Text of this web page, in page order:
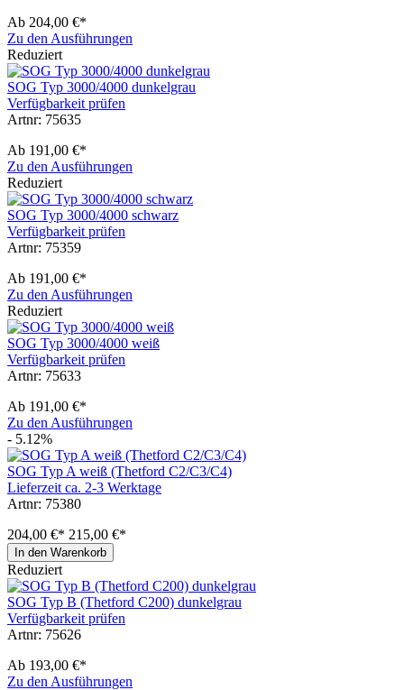
Ab 204,00 €*
Zu den Ausführungen
Reduziert
SOG Typ 3000/4000 dunkelgrau
Verfügbarkeit prüfen
Artnr: 75635
Ab 191,00 €*
Zu den Ausführungen
Reduziert
SOG Typ 3000/4000 schwarz
Verfügbarkeit prüfen
Artnr: 75359
Ab 191,00 €*
Zu den Ausführungen
Reduziert
SOG Typ 3000/4000 weiß
Verfügbarkeit prüfen
Artnr: 75633
Ab 191,00 €*
Zu den Ausführungen
- 5.12%
SOG Typ A weiß (Thetford C2/C3/C4)
Lieferzeit ca. 2-3 Werktage
Artnr: 75380
204,00 €* 215,00 €*
In den Warenkorb
Reduziert
SOG Typ B (Thetford C200) dunkelgrau
Verfügbarkeit prüfen
Artnr: 75626
Ab 193,00 €*
Zu den Ausführungen